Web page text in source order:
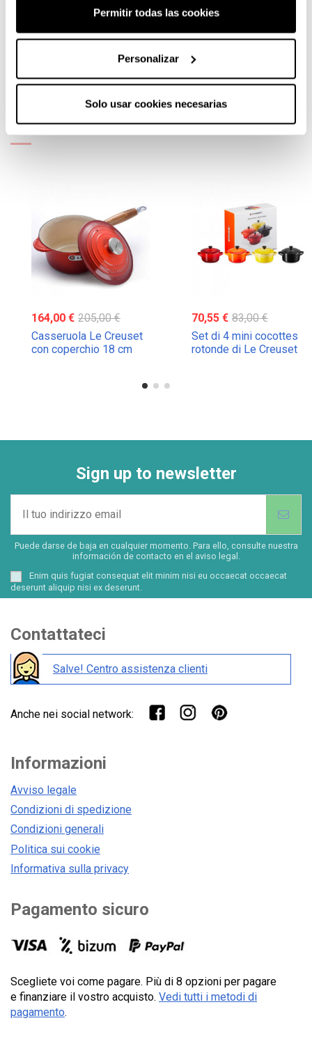
Permitir todas las cookies
Personalizar
Solo usar cookies necesarias
conserva tutti gli aromi per il piacere del vostro animale
questa pentola aggiunge un tocco di distinzione e qualità
per coccolare ancora di più i nostri piccoli cari.
Potrebbe anche piacerti
164,00 € 205,00 €
Casseruola Le Creuset
con coperchio 18 cm
70,55 € 83,00 €
Set di 4 mini cocottes
rotonde di Le Creuset
Sign up to newsletter
Puede darse de baja en cualquier momento. Para ello, consulte nuestra
información de contacto en el aviso legal.
Enim quis fugiat consequat elit minim nisi eu occaecat occaecat
deserunt aliquip nisi ex deserunt.
Contattateci
Salve! Centro assistenza clienti
Anche nei social network:
Informazioni
Avviso legale
Condizioni di spedizione
Condizioni generali
Politica sui cookie
Informativa sulla privacy
Pagamento sicuro
Scegliete voi come pagare. Più di 8 opzioni per pagare
e finanziare il vostro acquisto. Vedi tutti i metodi di
pagamento.